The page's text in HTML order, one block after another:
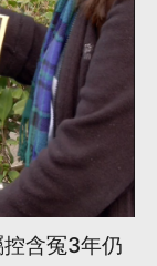
含冤3年仍